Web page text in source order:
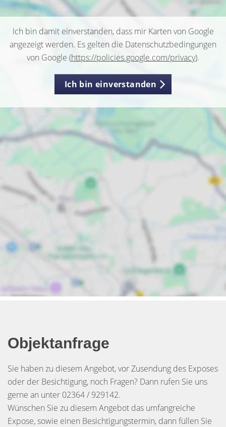
Ich bin damit einverstanden, dass mir Karten von Google
angezeigt werden. Es gelten die Datenschutzbedingungen
von Google (https://policies.google.com/privacy).
Ich bin einverstanden
Objektanfrage
Sie haben zu diesem Angebot, vor Zusendung des Exposes
oder der Besichtigung, noch Fragen? Dann rufen Sie uns
gerne an unter 02364 / 929142.
Wünschen Sie zu diesem Angebot das umfangreiche
Expose, sowie einen Besichtigungstermin, dann füllen Sie